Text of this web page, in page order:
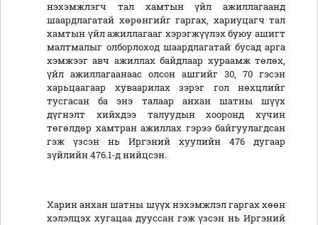
нэхэмжлэгч тал хамтын үйл ажиллагаанд
шаардлагатай хөрөнгийг гаргах, хариуцагч тал
хамтын үйл ажиллагааг хэрэгжүүлэх буюу ашигт
малтмалыг олборлоход шаардлагатай бусад арга
хэмжээг авч ажиллах байдлаар хураамж төлөх,
үйл ажиллагаанаас олсон ашгийг 30, 70 гэсэн
харьцаагаар хуваарилах зэрэг гол нөхцлийг
тусгасан ба энэ талаар анхан шатны шүүх
дүгнэлт хийхдээ талуудын хооронд хүчин
төгөлдөр хамтран ажиллах гэрээ байгуулагдсан
гэж үзсэн нь Иргэний хуулийн 476 дугаар
зүйлийн 476.1-д нийцсэн.
Харин анхан шатны шүүх нэхэмжлэл гаргах хөөн
хэлэлцэх хугацаа дууссан гэж үзсэн нь Иргэний